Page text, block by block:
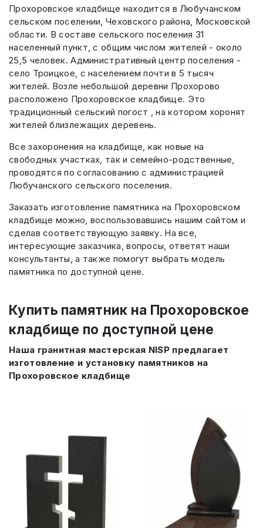
Прохоровское кладбище находится в Любучанском
сельском поселении, Чеховского района, Московской
области. В составе сельского поселения 31
населенный пункт, с общим числом жителей - около
25,5 человек. Административный центр поселения -
село Троицкое, с населением почти в 5 тысяч
жителей. Возле небольшой деревни Прохорово
расположено Прохоровское кладбище. Это
традиционный сельский погост , на котором хоронят
жителей близлежащих деревень.
Все захоронения на кладбище, как новые на
свободных участках, так и семейно-родственные,
проводятся по согласованию с администрацией
Любучанского сельского поселения.
Заказать изготовление памятника на Прохоровском
кладбище можно, воспользовавшись нашим сайтом и
сделав соответствующую заявку. На все,
интересующие заказчика, вопросы, ответят наши
консультанты, а также помогут выбрать модель
памятника по доступной цене.
Купить памятник на Прохоровское
кладбище по доступной цене
Наша гранитная мастерская NISP предлагает
изготовление и установку памятников на
Прохоровское кладбище